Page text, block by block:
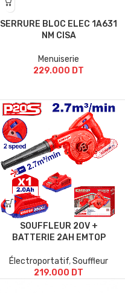
SERRURE BLOC ELEC 1A631
NM CISA
Menuiserie
229.000 DT
SOUFFLEUR 20V +
BATTERIE 2AH EMTOP
Électroportatif,Souffleur
219.000 DT